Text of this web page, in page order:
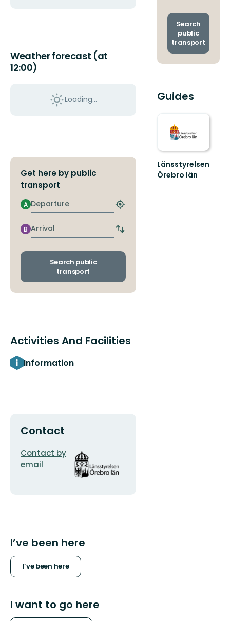
Weather forecast (at
12:00)
Loading...
Get here by public
transport
Departure
A
Find
stop
Arrival
B
Switch
and
Search public
transport
Activities And Facilities
Information
Contact
Email
address
Contact by
email
Organization
logotype
I’ve been here
I’ve been here
I want to go here
and
Search
public
transport
Guides
Länsstyrelsen
Örebro län